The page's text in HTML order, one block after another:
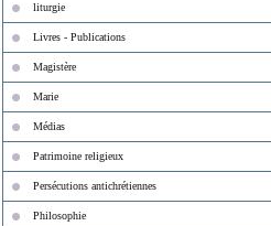
liturgie
Livres - Publications
Magistère
Marie
Médias
Patrimoine religieux
Persécutions antichrétiennes
Philosophie